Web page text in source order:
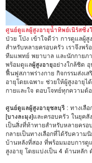
ศูนย์ดูแลผู้สูงอายุน้ำทิพย์เนิร์สซิ่
ป่วย โป่ง เข้าใจดีว่า การดูแล
สำหรับหลายครอบครัว เราจึงพ
ทีมแพทย์ พยาบาล และนักกาย
พร้อมดูแลผู้สูงอายุอย่างใกล้ชิด
ฟื้นฟูสภาพร่างกาย กิจกรรมส่งเ
อายุโดยเฉพาะ ช่วยให้ผู้สูงอายุ
กายและใจ ตอบโจทย์ทุกความต้
ศูนย์ดูแลผู้สูงอายุชลบุรี : ทางเลื
[บางละมุง]และครอบครัว ในยุค
เป็นสิ่งที่ท้าทายสำหรับหลายคร
กลายเป็นทางเลือกที่ได้รับควา
บ้านหลังที่สอง ที่พร้อมมอบการดู
สูงอายุ โดยแบ่งเป็น 4 ด้านหลัก